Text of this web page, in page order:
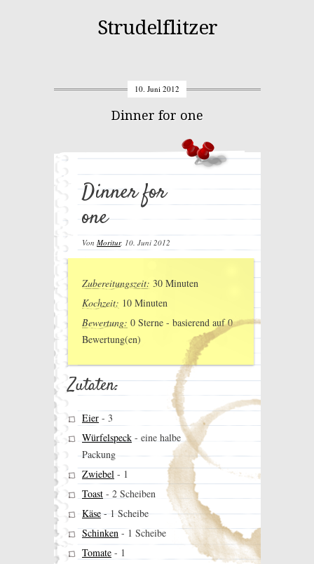
Strudelflitzer
10. Juni 2012
Dinner for one
Dinner for
one
Von Moritur, 10. Juni 2012
Zubereitungszeit: 30 Minuten
Kochzeit: 10 Minuten
Bewertung: 0Sterne - basierend auf0
Bewertung(en)
Zutaten:
Eier- 3
Würfelspeck- eine halbe
Packung
Zwiebel- 1
Toast- 2 Scheiben
Käse-1 Scheibe
Schinken- 1 Scheibe
Tomate- 1